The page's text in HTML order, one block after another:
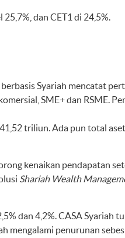
dan CET1 di 24,5%.
Syariah mencatat
SME+ dan RSME.
triliun. Ada pun total
kenaikan pendapatan
Shariah Wealth
dan 4,2%. CASA Syariah
mengalami penurunan